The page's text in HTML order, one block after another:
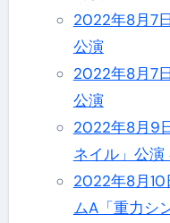
2022年8月7
公演
2022年8月7
公演
2022年8月9
ネイル」公
2022年8月10
ムA「重力シ